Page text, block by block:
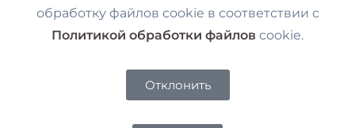
обработку файлов cookie в соответствии с
Политикой обработки файлов cookie.
Отклонить